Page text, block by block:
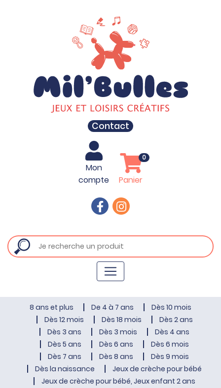
Contact
Mon
compte
Panier
0
8 ans et plus De 4 à 7 ans
Dès 10 mois
Dès 12 mois
Dès 18 mois
Dès 2 ans
Dès 3 ans
Dès 3 mois
Dès 4 ans
Dès 5 ans
Dès 6 ans
Dès 6 mois
Dès 7 ans
Dès 8 ans
Dès 9 mois
Dès la naissance
Jeux de crèche pour bébé
Jeux de crèche pour bébé, Jeux enfant 2 ans